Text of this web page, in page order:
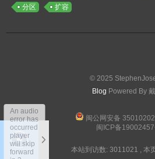
分区
扩容
© 2025
Blog Powered By
闽公网安备
闽ICP备
本站到访数: 3011021 , 本
An audio
error has
occurred,
player
will skip
forward